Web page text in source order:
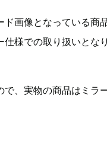
ド画像となっている商
様での取り扱いとなり
で、実物の商品はミラ